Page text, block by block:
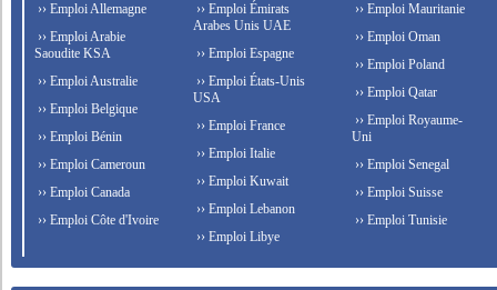
›› Emploi Allemagne
›› Emploi Arabie
Saoudite KSA
›› Emploi Australie
›› Emploi Belgique
›› Emploi Bénin
›› Emploi Cameroun
›› Emploi Canada
›› Emploi Côte d'Ivoire
›› Emploi Émirats
Arabes Unis UAE
›› Emploi Espagne
›› Emploi États-Unis
USA
›› Emploi France
›› Emploi Italie
›› Emploi Kuwait
›› Emploi Lebanon
›› Emploi Libye
›› Emploi Mauritanie
›› Emploi Oman
›› Emploi Poland
›› Emploi Qatar
›› Emploi Royaume-
Uni
›› Emploi Senegal
›› Emploi Suisse
›› Emploi Tunisie